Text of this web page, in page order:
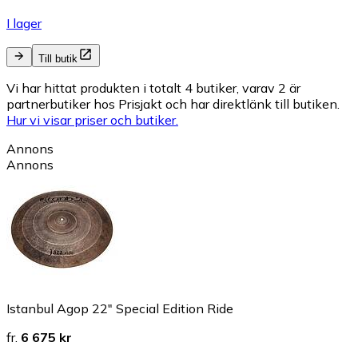
I lager
Till butik
Vi har hittat produkten i totalt 4 butiker, varav 2 är
partnerbutiker hos Prisjakt och har direktlänk till butiken.
Hur vi visar priser och butiker.
Annons
Annons
Istanbul Agop 22″ Special Edition Ride
fr. 6 675 kr